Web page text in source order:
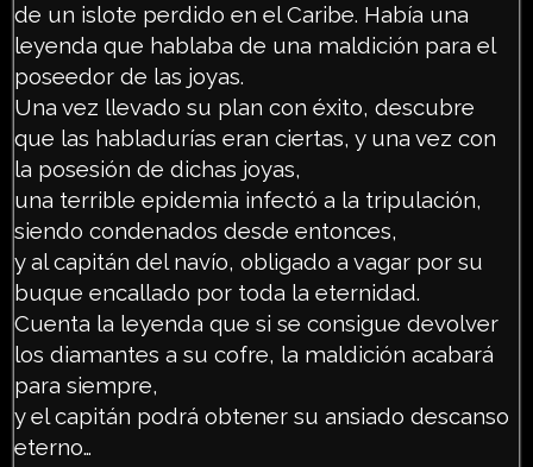
de un islote perdido en el Caribe. Había una
leyenda que hablaba de una maldición para el
poseedor de las joyas.
Una vez llevado su plan con éxito, descubre
que las habladurías eran ciertas, y una vez con
la posesión de dichas joyas,
una terrible epidemia infectó a la tripulación,
siendo condenados desde entonces,
y al capitán del navío, obligado a vagar por su
buque encallado por toda la eternidad.
Cuenta la leyenda que si se consigue devolver
los diamantes a su cofre, la maldición acabará
para siempre,
y el capitán podrá obtener su ansiado descanso
eterno…